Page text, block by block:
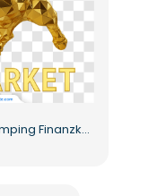
Golden Low Poly Bull Jumping Finanzkonzept Kostenlose PNG